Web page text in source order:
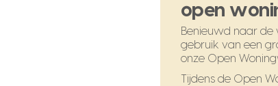
open
Benieuwd naar de
gebruik van een
onze Open
Tijdens de Open